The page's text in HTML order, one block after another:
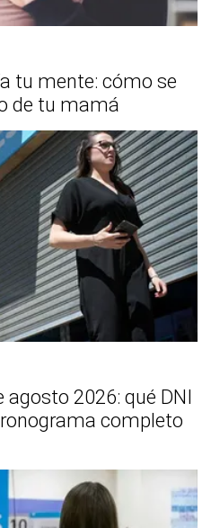
tu mente: cómo se
de tu mamá
2026: qué DNI
completo